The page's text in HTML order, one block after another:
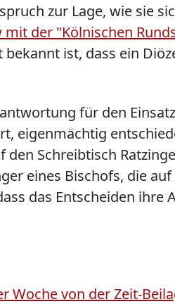
zur Lage, wie sie
der "Kölnischen
ist, dass ein
für den
eigenmächtig
Schreibtisch
eines Bischofs, die
das Entscheiden ihre
Woche von der Zeit-